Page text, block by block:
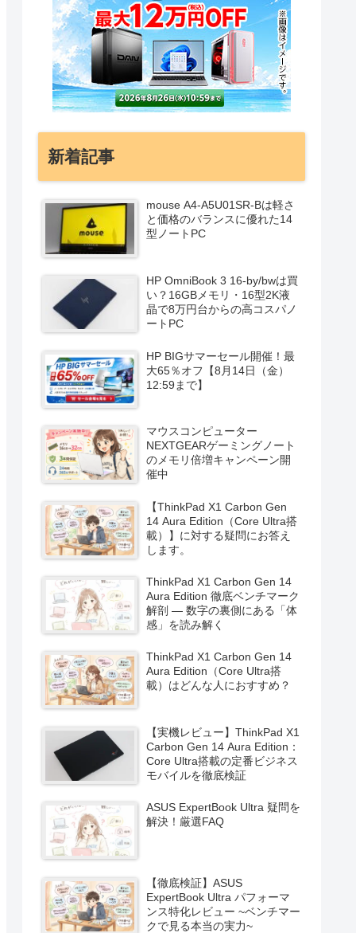
新着記事
mouse A4-A5U01SR-Bは軽さ
と価格のバランスに優れた14
型ノートPC
HP OmniBook 3 16-by/bwは買
い？16GBメモリ・16型2K液
晶で8万円台からの高コスパノ
ートPC
HP BIGサマーセール開催！最
大65％オフ【8月14日（金）
12:59まで】
マウスコンピューター
NEXTGEARゲーミングノート
のメモリ倍増キャンペーン開
催中
【ThinkPad X1 Carbon Gen
14 Aura Edition（Core Ultra搭
載）】に対する疑問にお答え
します。
ThinkPad X1 Carbon Gen 14
Aura Edition 徹底ベンチマーク
解剖 ― 数字の裏側にある「体
感」を読み解く
ThinkPad X1 Carbon Gen 14
Aura Edition（Core Ultra搭
載）はどんな人におすすめ？
【実機レビュー】ThinkPad X1
Carbon Gen 14 Aura Edition：
Core Ultra搭載の定番ビジネス
モバイルを徹底検証
ASUS ExpertBook Ultra 疑問を
解決！厳選FAQ
【徹底検証】ASUS
ExpertBook Ultra パフォーマ
ンス特化レビュー ~ベンチマー
クで見る本当の実力~